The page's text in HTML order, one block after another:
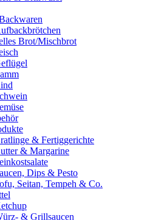
Brot/Mischbrot
& Fertiggerichte
& Margarine
Dips & Pesto
Seitan, Tempeh & Co.
& Grillsaucen